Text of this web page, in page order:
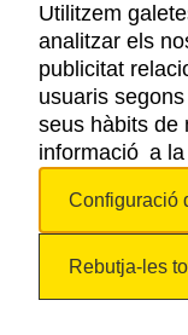
Utilitzem
analitzar els
publicitat
usuaris
seus hàbits de
informació a la
Configuració
Rebutja-les